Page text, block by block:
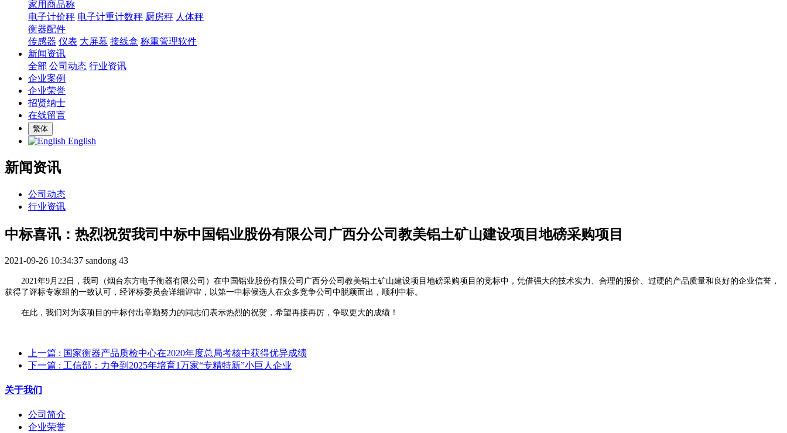
家用商品称
电子计价秤 电子计重计数秤 厨房秤 人体秤
衡器配件
传感器 仪表 大屏幕 接线盒 称重管理软件
新闻资讯
全部 公司动态 行业资讯
企业案例
企业荣誉
招贤纳士
在线留言
繁体
English
新闻资讯
公司动态
行业资讯
中标喜讯：热烈祝贺我司中标中国铝业股份有限公司广西分公司教美铝土矿山建设项目地磅采购项目
2021-09-26 10:34:37 sandong 43
2021年9 月 22日， 我司（烟台东方电子衡器有限公司）在中国铝业股份有限公司广西分公司教美铝土矿山建设项目地磅采购项目 的竞标中，凭借强大的技术实力、合理的报价、过硬的产品质量和良好的企业信誉 ，
获得了评标专家组的一致认可，经评标委员会详细评审，以第一中标候选人在众多竞争公司中脱颖而出，顺利中标。
在此，我们对为该项目的中标付出辛勤努力的同志们表示热烈的祝贺，希望再接再厉，争取更大的成绩 ！
上一篇 : 国家衡器产品质检中心在2020年度总局考核中获得优异成绩
下一篇 : 工信部：力争到2025年培育1万家“专精特新”小巨人企业
关于我们
公司简介
企业荣誉